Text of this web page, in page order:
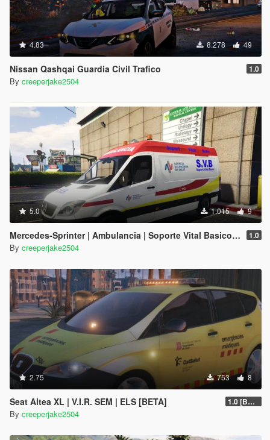
4.83 8.278 49
Nissan Qashqai Guardia Civil Trafico 1.0
By creeperjake2504
5.0 1.015 9
Mercedes-Sprinter | Ambulancia | Soporte Vital Basico (S.V.B.) | Comunidad Valenciana 1.0
By creeperjake2504
2.75 753 8
Seat Altea XL | V.I.R. SEM | ELS [BETA] 1.0 [BETA]
By creeperjake2504